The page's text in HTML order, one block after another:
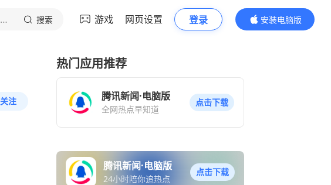
金台资讯 搜索 游戏 网页设置 登录
安装电脑版
内容更精彩
关注
热门应用推荐
腾讯新闻·电脑版
全网热点早知道
点击下载
腾讯新闻·电脑版
24小时陪你追热点
点击下载